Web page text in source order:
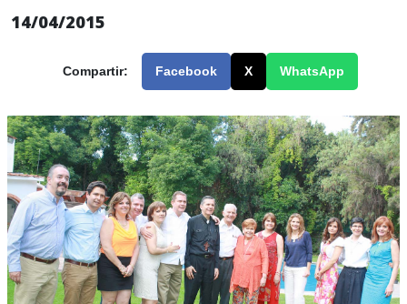
14/04/2015
Compartir: Facebook X WhatsApp